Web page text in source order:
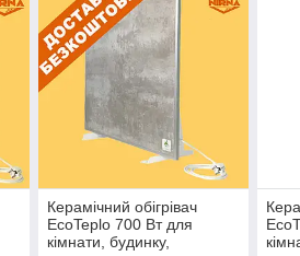
Керамічний обігрівач
EcoTeplo 700 Вт для
кімнати, будинку,